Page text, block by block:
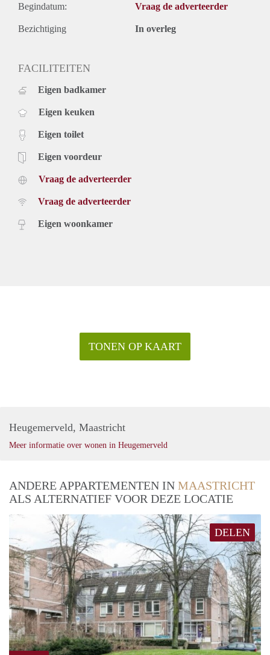
Begindatum: Vraag de adverteerder
Bezichtiging In overleg
FACILITEITEN
Eigen badkamer
Eigen keuken
Eigen toilet
Eigen voordeur
Vraag de adverteerder
Vraag de adverteerder
Eigen woonkamer
TONEN OP KAART
Heugemerveld, Maastricht
Meer informatie over wonen in Heugemerveld
ANDERE APPARTEMENTEN IN MAASTRICHT
ALS ALTERNATIEF VOOR DEZE LOCATIE
DELEN